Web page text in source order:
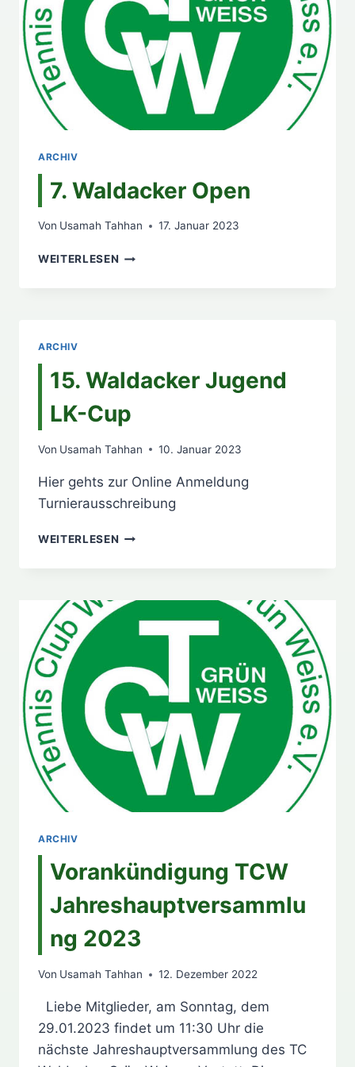
ARCHIV
7. Waldacker Open
Von Usamah Tahhan 17. Januar 2023
WEITERLESEN 7.
ARCHIV
15. Waldacker Jugend
LK-Cup
Von Usamah Tahhan 10. Januar 2023
Hier gehts zur Online Anmeldung
Turnierausschreibung
WEITERLESEN 15.
CUP
ARCHIV
Vorankündigung TCW
Jahreshauptversammlu
ng 2023
Von Usamah Tahhan 12. Dezember 2022
Liebe Mitglieder, am Sonntag, dem
29.01.2023 findet um 11:30 Uhr die
nächste Jahreshauptversammlung des TC